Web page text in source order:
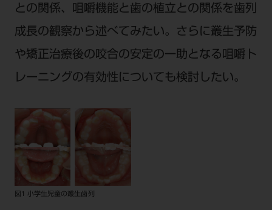
との関係、咀嚼機能と歯の植立との関係を歯列
成長の観察から述べてみたい。さらに叢生予防
や矯正治療後の咬合の安定の一助となる咀嚼ト
レーニングの有効性についても検討したい。
図1 小学生児童の叢生歯列
業所へお問い合わせ願います。
ご利用規約 SNSアカウント利用規約
サイトマップ